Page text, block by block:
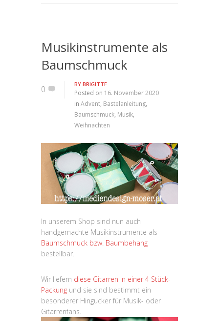
Musikinstrumente als
Baumschmuck
0 BY BRIGITTE
Posted on 16. November 2020
in Advent, Bastelanleitung,
Baumschmuck, Musik,
Weihnachten
In unserem Shop sind nun auch
handgemachte Musikinstrumente als
Baumschmuck bzw. Baumbehang
bestellbar.
Wir liefern diese Gitarren in einer 4 Stück-
Packung und sie sind bestimmt ein
besonderer Hingucker für Musik- oder
Gitarrenfans.